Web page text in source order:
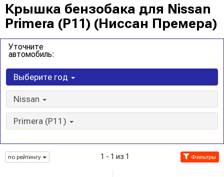
Крышка бензобака для Nissan
Primera (P11) (Ниссан Премера)
Уточните
автомобиль:
Выберите год
Nissan
Primera (P11)
по рейтингу 1 - 1 из 1 Фильтры